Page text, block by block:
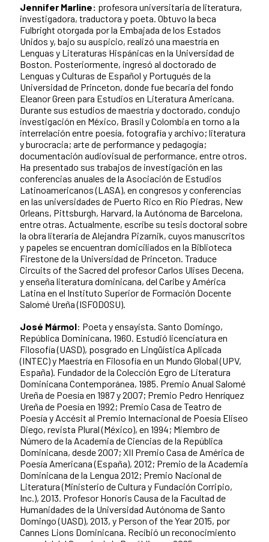
Jennifer Marline: profesora universitaria de literatura,
investigadora, traductora y poeta. Obtuvo la beca
Fulbright otorgada por la Embajada de los Estados
Unidos y, bajo su auspicio, realizó una maestría en
Lenguas y Literaturas Hispánicas en la Universidad de
Boston. Posteriormente, ingresó al doctorado de
Lenguas y Culturas de Español y Portugués de la
Universidad de Princeton, donde fue becaria del fondo
Eleanor Green para Estudios en Literatura Americana.
Durante sus estudios de maestría y doctorado, condujo
investigación en México, Brasil y Colombia en torno a la
interrelación entre poesía, fotografía y archivo; literatura
y burocracia; arte de performance y pedagogía;
documentación audiovisual de performance, entre otros.
Ha presentado sus trabajos de investigación en las
conferencias anuales de la Asociación de Estudios
Latinoamericanos (LASA), en congresos y conferencias
en las universidades de Puerto Rico en Río Piedras, New
Orleans, Pittsburgh, Harvard, la Autónoma de Barcelona,
entre otras. Actualmente, escribe su tesis doctoral sobre
la obra literaria de Alejandra Pizarnik, cuyos manuscritos
y papeles se encuentran domiciliados en la Biblioteca
Firestone de la Universidad de Princeton. Traduce
Circuits of the Sacred del profesor Carlos Ulises Decena,
y enseña literatura dominicana, del Caribe y América
Latina en el Instituto Superior de Formación Docente
Salomé Ureña (ISFODOSU).
José Mármol: Poeta y ensayista. Santo Domingo,
República Dominicana, 1960. Estudió licenciatura en
Filosofía (UASD), posgrado en Lingüística Aplicada
(INTEC) y Maestría en Filosofía en un Mundo Global (UPV,
España). Fundador de la Colección Egro de Literatura
Dominicana Contemporánea, 1985. Premio Anual Salomé
Ureña de Poesía en 1987 y 2007; Premio Pedro Henríquez
Ureña de Poesía en 1992; Premio Casa de Teatro de
Poesía y Accésit al Premio Internacional de Poesía Eliseo
Diego, revista Plural (México), en 1994; Miembro de
Número de la Academia de Ciencias de la República
Dominicana, desde 2007; XII Premio Casa de América de
Poesía Americana (España), 2012; Premio de la Academia
Dominicana de la Lengua 2012; Premio Nacional de
Literatura (Ministerio de Cultura y Fundación Corripio,
Inc.), 2013. Profesor Honoris Causa de la Facultad de
Humanidades de la Universidad Autónoma de Santo
Domingo (UASD), 2013, y Person of the Year 2015, por
Cannes Lions Dominicana. Recibió un reconocimiento